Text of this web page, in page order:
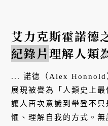
艾力克斯霍諾德
紀錄片理解人類
... 諾德（Alex Honnold
展現被譽為「人類史上
讓人再次意識到攀登不
懼、理解自我的方式。